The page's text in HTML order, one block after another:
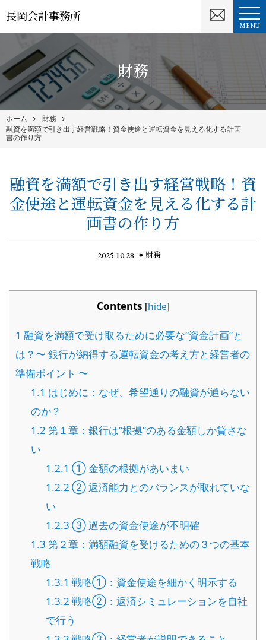
長岡会計事務所
MENU
財務
ホーム
財務
融資を満額で引き出す経営戦略！資金使途と運転資金を見える化する計画
書の作り方
融資を満額で引き出す経営戦略！資
金使途と運転資金を見える化する計
画書の作り方
2025.10.28 財務
Contents [hide]
1 融資を満額で受け取るために必要な“資金計画”と
は？〜 銀行が納得する運転資金の考え方と経営者の
準備ポイント 〜
1.1 はじめに：なぜ、希望通りの融資が通らない
のか？
1.2 第１章：銀行は“根拠”のある金額しか貸さな
い
1.2.1 ① 金額の根拠があいまい
1.2.2 ② 返済能力とのバランスが取れていな
い
1.2.3 ③ 過去の資金使途が不明確
1.3 第２章：満額融資を受けるための３つの基本
戦略
1.3.1 戦略①：資金使途を細かく明示する
1.3.2 戦略②：返済シミュレーションを自社
で行う